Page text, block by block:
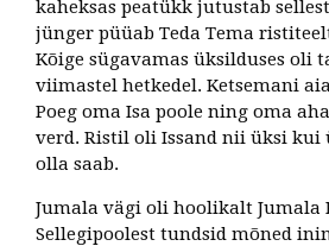
kaheksas peatükk jutustab
jünger püüab Teda Tema
Kõige sügavamas üksilduses oli
viimastel hetkedel. Ketsemani
Poeg oma Isa poole ning oma
verd. Ristil oli Issand nii üksi kui
olla saab.
Jumala vägi oli hoolikalt Jumala
Sellegipoolest tundsid mõned